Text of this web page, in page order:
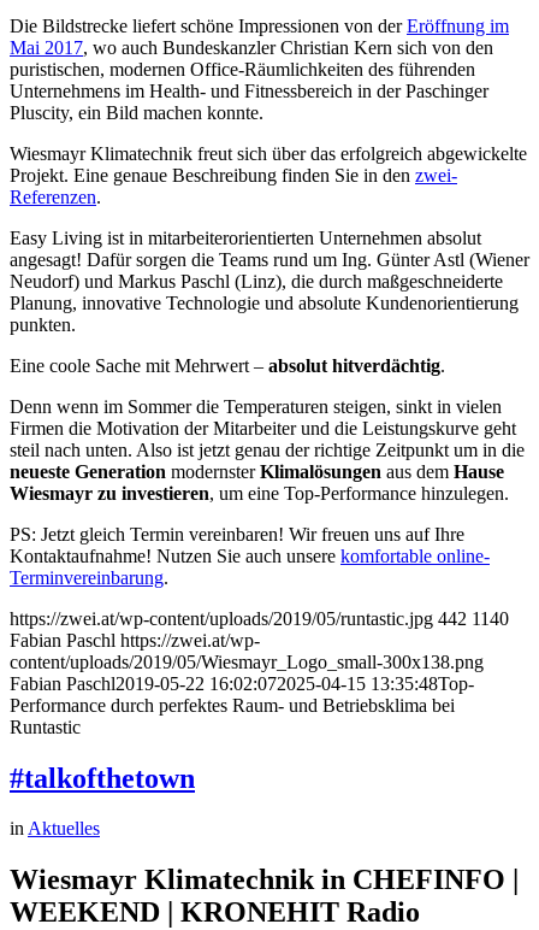
Die Bildstrecke liefert schöne Impressionen von derEröffnung im
Mai 2017, wo auch Bundeskanzler Christian Kern sich von den
puristischen, modernen Office-Räumlichkeiten des führenden
Unternehmens im Health- und Fitnessbereich in der Paschinger
Pluscity, ein Bild machen konnte.
Wiesmayr Klimatechnik freut sich über das erfolgreich abgewickelte
Projekt. Eine genaue Beschreibung finden Sie in den zwei-
Referenzen.
Easy Living ist in mitarbeiterorientierten Unternehmen absolut
angesagt! Dafür sorgen die Teams rund um Ing. Günter Astl (Wiener
Neudorf) und Markus Paschl (Linz), die durch maßgeschneiderte
Planung, innovative Technologie und absolute Kundenorientierung
punkten.
Eine coole Sache mit Mehrwert – absolut hitverdächtig.
Denn wenn im Sommer die Temperaturen steigen, sinkt in vielen
Firmen die Motivation der Mitarbeiter und die Leistungskurve geht
steil nach unten. Also ist jetzt genau der richtige Zeitpunkt um in die
neueste Generation modernsterKlimalösungen aus dem Hause
Wiesmayr zu investieren, um eine Top-Performance hinzulegen.
PS: Jetzt gleich Termin vereinbaren! Wir freuen uns auf Ihre
Kontaktaufnahme! Nutzen Sie auch unsere komfortable online-
Terminvereinbarung.
https://zwei.at/wp-content/uploads/2019/05/runtastic.jpg 442 1140
Fabian Paschl https://zwei.at/wp-
content/uploads/2019/05/Wiesmayr_Logo_small-300x138.png
Fabian Paschl2019-05-22 16:02:072025-04-15 13:35:48Top-
Performance durch perfektes Raum- und Betriebsklima bei
Runtastic
#talkofthetown
inAktuelles
Wiesmayr Klimatechnik in CHEFINFO |
WEEKEND | KRONEHIT Radio